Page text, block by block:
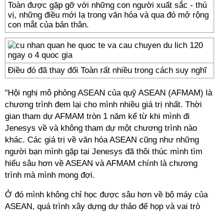
Toàn được gặp gỡ với những con người xuất sắc - thú
vị, những điều mới lạ trong văn hóa và qua đó mở rộng
con mắt của bản thân.
Điều đó đã thay đổi Toàn rất nhiều trong cách suy nghĩ
"Hội nghị mô phỏng ASEAN của quỹ ASEAN (AFMAM) là
chương trình đem lại cho mình nhiều giá trị nhất. Thời
gian tham dự AFMAM tròn 1 năm kể từ khi mình đi
Jenesys về và không tham dự một chương trình nào
khác. Các giá trị về văn hóa ASEAN cũng như những
người bạn mình gặp tại Jenesys đã thôi thúc mình tìm
hiểu sâu hơn về ASEAN và AFMAM chính là chương
trình mà mình mong đợi.
Ở đó mình không chỉ học được sâu hơn về bộ máy của
ASEAN, quá trình xây dựng dự thảo để họp và vai trò